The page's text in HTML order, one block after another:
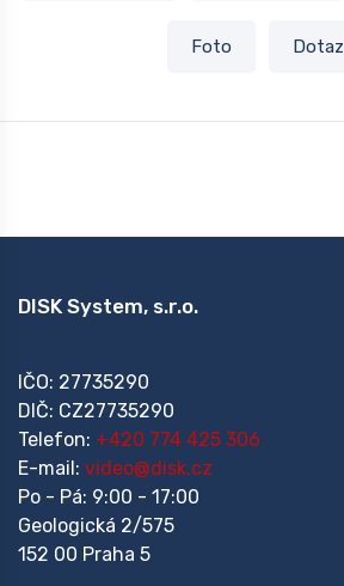
Foto Dotaz
DISK System, s.r.o.
IČO: 27735290
DIČ: CZ27735290
Telefon: +420 774 425 306
E-mail: video@disk.cz
Po - Pá: 9:00 - 17:00
Geologická 2/575
152 00 Praha 5